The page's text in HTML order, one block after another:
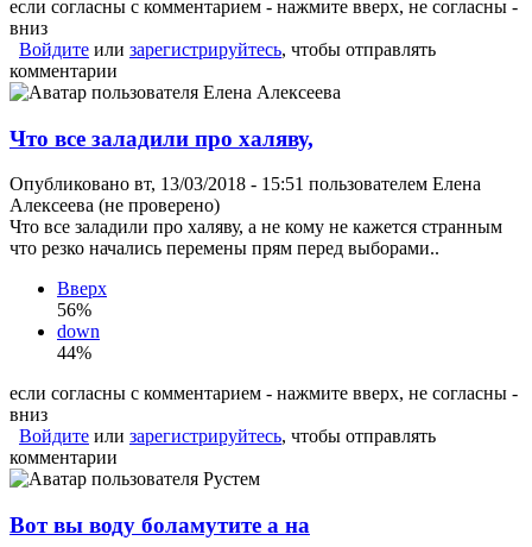
если согласны с комментарием - нажмите вверх, не согласны -
вниз
Войдите или зарегистрируйтесь, чтобы отправлять
комментарии
Что все заладили про халяву,
Опубликовано вт, 13/03/2018 - 15:51 пользователем Елена
Алексеева (не проверено)
Что все заладили про халяву, а не кому не кажется странным
что резко начались перемены прям перед выборами..
Вверх
56%
down
44%
если согласны с комментарием - нажмите вверх, не согласны -
вниз
Войдите или зарегистрируйтесь, чтобы отправлять
комментарии
Вот вы воду боламутите а на